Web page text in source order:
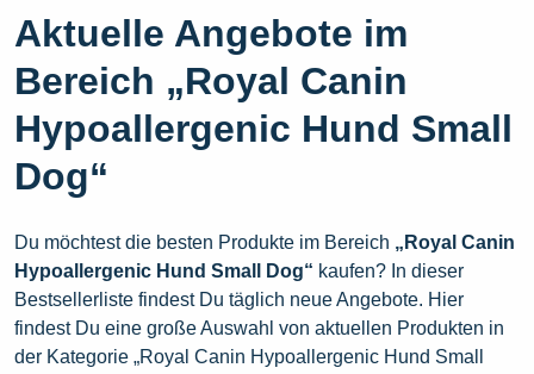
Aktuelle Angebote im
Bereich „Royal Canin
Hypoallergenic Hund Small
Dog“
Du möchtest die besten Produkte im Bereich „Royal Canin
Hypoallergenic Hund Small Dog“ kaufen? In dieser
Bestsellerliste findest Du täglich neue Angebote. Hier
findest Du eine große Auswahl von aktuellen Produkten in
der Kategorie „Royal Canin Hypoallergenic Hund Small